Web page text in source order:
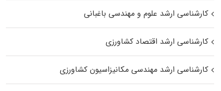
کارشناسی ارشد علوم و مهندسی باغبانی
کارشناسی ارشد اقتصاد کشاورزی
کارشناسی ارشد مهندسی مکانیزاسیون کشاورزی